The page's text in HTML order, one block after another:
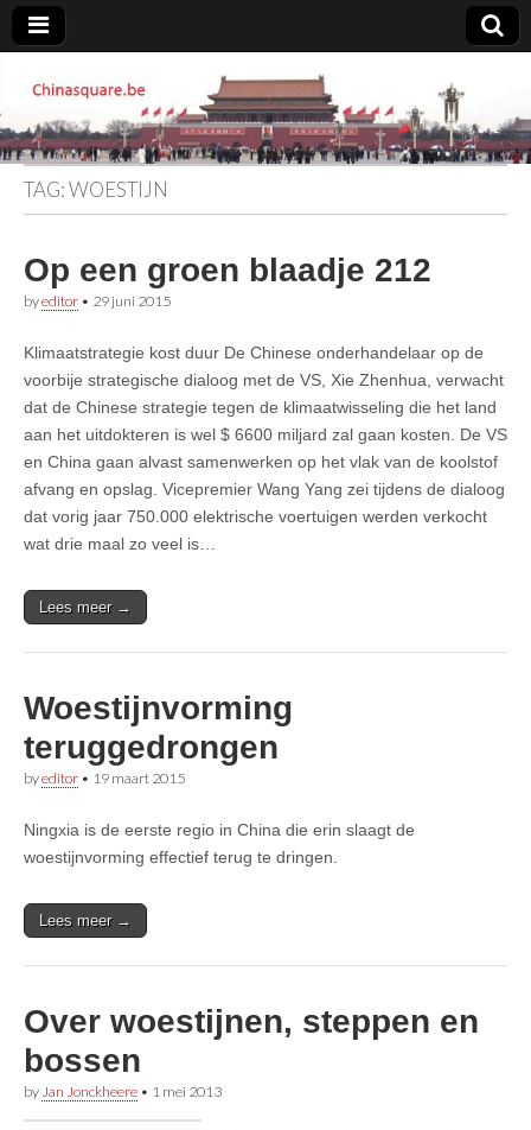
Chinasquare.be
TAG:WOESTIJN
Op een groen blaadje 212
byeditor • 29 juni 2015
Klimaatstrategie kost duur De Chinese onderhandelaar op de
voorbije strategische dialoog met de VS, Xie Zhenhua, verwacht
dat de Chinese strategie tegen de klimaatwisseling die het land
aan het uitdokteren is wel $ 6600 miljard zal gaan kosten. De VS
en China gaan alvast samenwerken op het vlak van de koolstof
afvang en opslag. Vicepremier Wang Yang zei tijdens de dialoog
dat vorig jaar 750.000 elektrische voertuigen werden verkocht
wat drie maal zo veel is…
Lees meer →
Woestijnvorming
teruggedrongen
byeditor • 19 maart 2015
Ningxia is de eerste regio in China die erin slaagt de
woestijnvorming effectief terug te dringen.
Lees meer →
Over woestijnen, steppen en
bossen
by Jan Jonckheere • 1 mei 2013